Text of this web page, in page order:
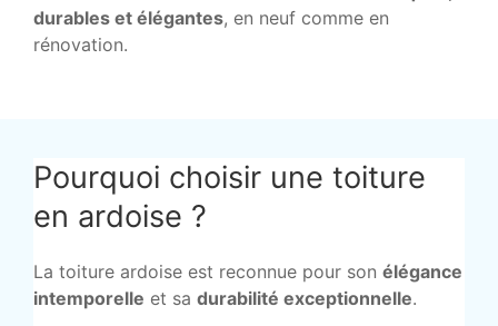
durables et élégantes, en neuf comme en
rénovation.
Pourquoi choisir une toiture
en ardoise ?
La toiture ardoise est reconnue pour son élégance
intemporelle et sa durabilité exceptionnelle.